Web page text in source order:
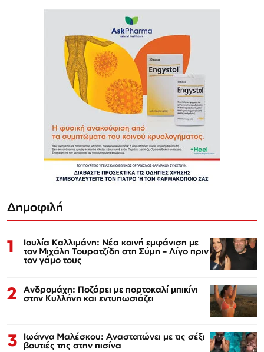
Δημοφιλή
1 Ιουλία Καλλιμάνη: Νέα κοινή εμφάνιση με
τον Μιχάλη Τουρατζίδη στη Σύμη – Λίγο πριν
τον γάμο τους
2 Ανδρομάχη: Ποζάρει με πορτοκαλί μπικίνι
στην Κυλλήνη και εντυπωσιάζει
3 Ιωάννα Μαλέσκου: Αναστατώνει με τις σέξι
βουτιές της στην πισίνα